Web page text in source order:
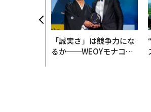
「誠実さ」は競争力にな
るか──WEOYモナコで